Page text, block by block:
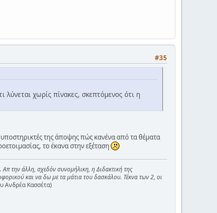
#35
λύνεται χωρίς πίνακες, σκεπτόμενος ότι η
της άποψης πώς κανένα από τα θέματα
το έκανα στην εξέταση
την άλλη, σχεδόν συνομήλικη, η Διδακτική της
και να δω με τα μάτια του δασκάλου. Τέκνα των 2, οι
Ανδρέα Κασσέτα)